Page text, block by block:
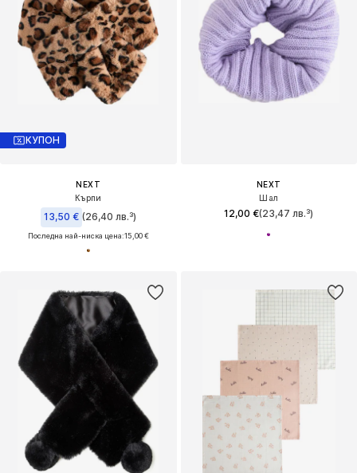
КУПОН
NEXT
Кърпи
13,50 € (26,40 лв.³)
Последна най-ниска цена:15,00 €
NEXT
Шал
12,00 €(23,47 лв.³)